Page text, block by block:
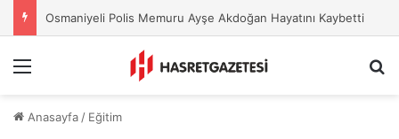
Osmaniyeli Polis Memuru Ayşe Akdoğan Hayatını Kaybetti
Anasayfa / Eğitim